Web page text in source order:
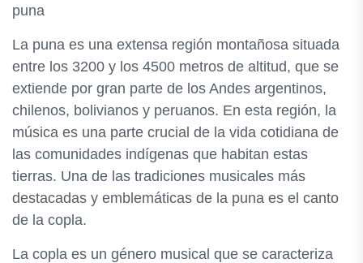
puna
La puna es una extensa región montañosa situada
entre los 3200 y los 4500 metros de altitud, que se
extiende por gran parte de los Andes argentinos,
chilenos, bolivianos y peruanos. En esta región, la
música es una parte crucial de la vida cotidiana de
las comunidades indígenas que habitan estas
tierras. Una de las tradiciones musicales más
destacadas y emblemáticas de la puna es el canto
de la copla.
La copla es un género musical que se caracteriza